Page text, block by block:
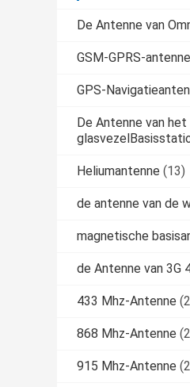
De Antenne van
GSM-GPRS-antenne
GPS-
De Antenne van het
Heliumantenne (13)
de antenne van de
magnetische
de Antenne van 3G
433 Mhz-Antenne
868 Mhz-Antenne
915 Mhz-Antenne